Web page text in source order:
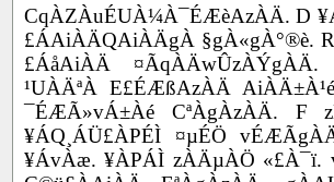
CqÀZÀuÉUÀ¼À¯ÉÆèAzÀÄ. D
£ÁAiÀÄQAiÀÄgÀ §gÀ«gÀ°®è.
£ÁåAiÀÄ ¤ÃqÀÄwÛzÀÝgÀÄ.
¹UÀÄªÀ E£ÉÆßAzÀÄ
¯ÉÆÃ»vÁ±Àé CªÀgÀzÀÄ. F
¥ÁQ¸ÁÜ£ÀPÉÌ ¤µÉÖ
¥ÁvÀæ. ¥ÀPÁÌ zÀÄµÀÖ «£À¯ï.